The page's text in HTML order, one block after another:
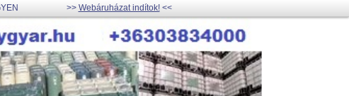
>> Webáruházat indítok!<<